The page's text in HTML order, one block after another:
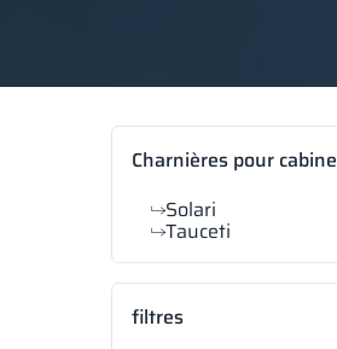
Charnières pour
Solari
Tauceti
filtres